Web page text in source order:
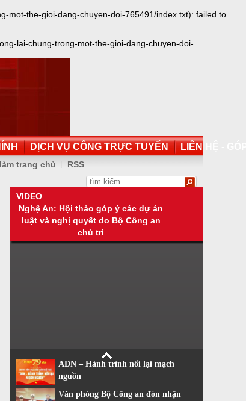
mot-the-gioi-dang-chuyen-doi-765491/index.txt): failed to
lai-chung-trong-mot-the-gioi-dang-chuyen-doi-
DỊCH VỤ CÔNG TRỰC TUYẾN LIÊN HỆ -
trang chủ RSS
VIDEO
Nghệ An: Hội thảo góp ý các dự án
luật và nghị quyết do Bộ Công an
chủ trì
ADN – Hành trình nối lại mạch
nguồn
Văn phòng Bộ Công an đón nhận